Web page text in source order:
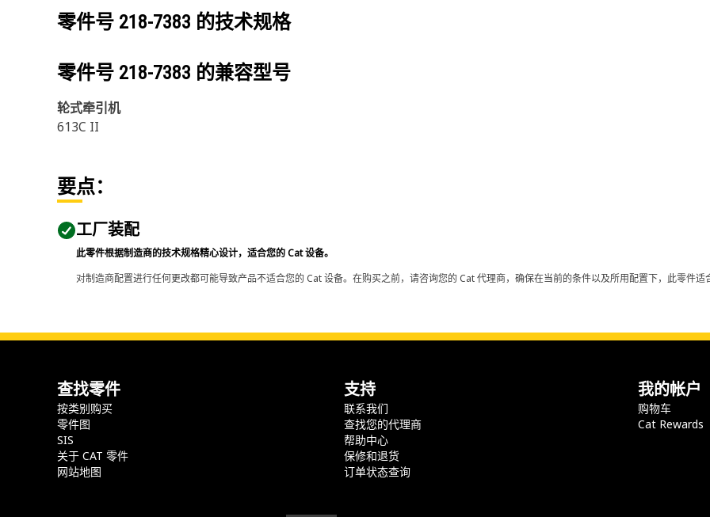
零件号 218-7383 的技术规格
零件号 218-7383 的兼容型号
轮式牵引机
613C II
要点：
工厂装配
此零件根据制造商的技术规格精心设计，适合您的 Cat 设备。
对制造商配置进行任何更改都可能导致产品不适合您的 Cat 设备。在购买之前，请咨询您的 Cat 代理商，确保在当前的条件以及所用配置下，此零件
查找零件
按类别购买
零件图
SIS
关于 CAT 零件
网站地图
支持
联系我们
查找您的代理商
帮助中心
保修和退货
订单状态查询
我的帐户
购物车
Cat Rewards